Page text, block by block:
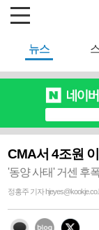
뉴스
CMA서 4조원
'동양 사태' 거센 후
정홍주 기자